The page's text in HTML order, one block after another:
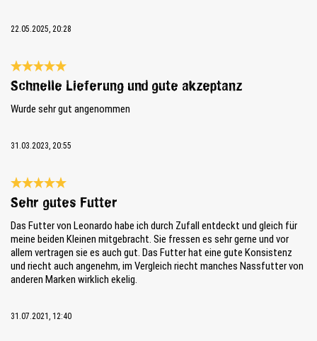
22.05.2025, 20:28
Bewertung mit 5 von 5 Sternen
Schnelle Lieferung und gute akzeptanz
Wurde sehr gut angenommen
31.03.2023, 20:55
Bewertung mit 5 von 5 Sternen
Sehr gutes Futter
Das Futter von Leonardo habe ich durch Zufall entdeckt und gleich für
meine beiden Kleinen mitgebracht. Sie fressen es sehr gerne und vor
allem vertragen sie es auch gut. Das Futter hat eine gute Konsistenz
und riecht auch angenehm, im Vergleich riecht manches Nassfutter von
anderen Marken wirklich ekelig.
31.07.2021, 12:40